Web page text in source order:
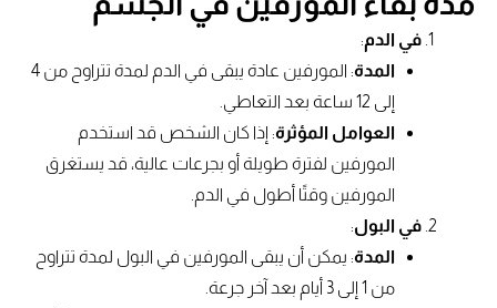
في الدم:
المدة
: المورفين عادة يبقى في الدم لمدة تتراوح من 4
إلى 12 ساعة بعد التعاطي.
العوامل المؤثرة: إذا كان الشخص قد استخدم
المورفين لفترة طويلة أو بجرعات عالية، قد يستغرق
المورفين وقتًا أطول في الدم.
في البول
المدة: يمكن أن يبقى المورفين في البول لمدة تتراوح
من 1 إلى 3 أيام بعد آخر جرعة.